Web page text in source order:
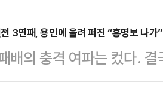
3연패, 용인에 울려 퍼진 “홍명보 나가”
배의 충격 여파는 컸다.
보 감독이 이끄는 축구